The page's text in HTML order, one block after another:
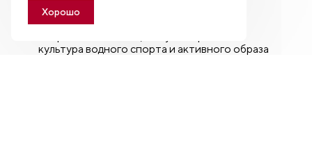
Открытый диалог объединит
профессиональное сообщество,
культура водного спорта и активного образа
Хорошо